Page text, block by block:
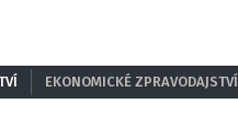
EKONOMICKÉ ZPRAVODAJSTVÍ